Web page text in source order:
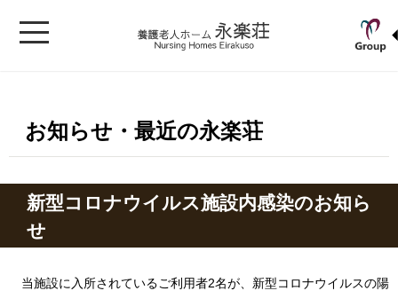
お知らせ・最近の永楽荘
新型コロナウイルス施設内感染のお知ら
せ
当施設に入所されているご利用者2名が、新型コロナウイルスの陽